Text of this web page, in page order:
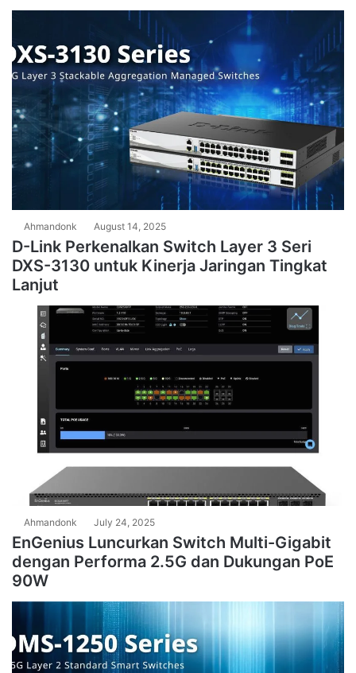
Ahmandonk August 14, 2025
D-Link Perkenalkan Switch Layer 3 Seri
DXS-3130 untuk Kinerja Jaringan Tingkat
Lanjut
Ahmandonk July 24, 2025
EnGenius Luncurkan Switch Multi-Gigabit
dengan Performa 2.5G dan Dukungan PoE
90W